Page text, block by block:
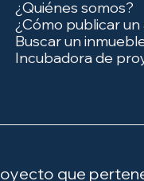
¿Quiénes somos?
¿Cómo publicar
Buscar un
Incubadora de
que